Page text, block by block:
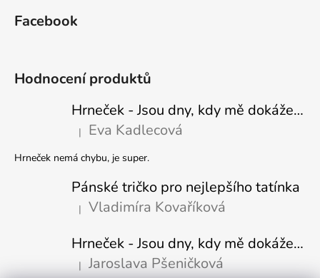
Facebook
Hodnocení produktů
Hrneček - Jsou dny, kdy mě dokáže nasrat i vzduch - Sova
Hodnocení produktu je 5 z 5 hvězdiček.
| Eva Kadlecová
Hrneček nemá chybu, je super.
Pánské tričko pro nejlepšího tatínka
Hodnocení produktu je 5 z 5 hvězdiček.
| Vladimíra Kovaříková
Hrneček - Jsou dny, kdy mě dokáže nasrat i vzduch-naštvaný pejsek
Hodnocení produktu je 5 z 5 hvězdiček.
| Jaroslava Pšeničková